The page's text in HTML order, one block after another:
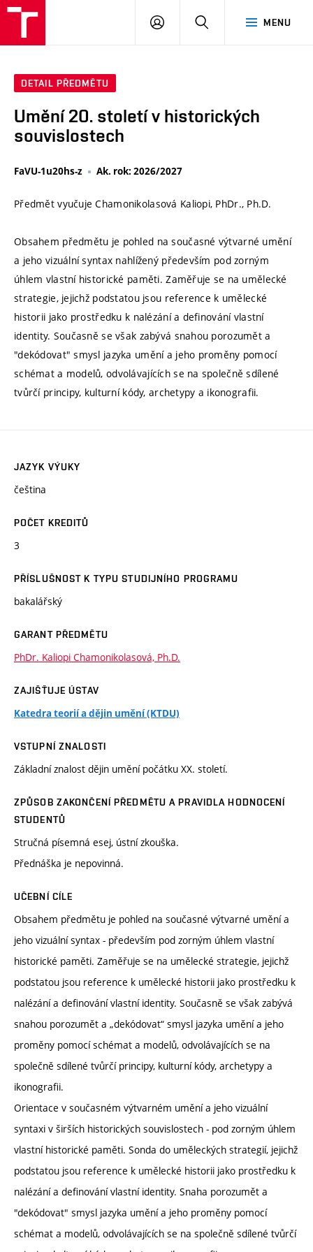
MENU
PŘIHLÁSIT
DETAIL PŘEDMĚTU
Umění 20. století v historických
souvislostech
FaVU-1u20hs-z Ak. rok: 2026/2027
Předmět vyučuje Chamonikolasová Kaliopi, PhDr., Ph.D.
Obsahem předmětu je pohled na současné výtvarné umění
a jeho vizuální syntax nahlížený především pod zorným
úhlem vlastní historické paměti. Zaměřuje se na umělecké
strategie, jejichž podstatou jsou reference k umělecké
historii jako prostředku k nalézání a definování vlastní
identity. Současně se však zabývá snahou porozumět a
"dekódovat" smysl jazyka umění a jeho proměny pomocí
schémat a modelů, odvolávajících se na společně sdílené
tvůrčí principy, kulturní kódy, archetypy a ikonografii.
JAZYK VÝUKY
čeština
POČET KREDITŮ
3
PŘÍSLUŠNOST K TYPU STUDIJNÍHO PROGRAMU
bakalářský
GARANT PŘEDMĚTU
PhDr. Kaliopi Chamonikolasová, Ph.D.
ZAJIŠŤUJE ÚSTAV
Katedra teorií a dějin umění (KTDU)
VSTUPNÍ ZNALOSTI
Základní znalost dějin umění počátku XX. století.
ZPŮSOB ZAKONČENÍ PŘEDMĚTU A PRAVIDLA HODNOCENÍ
STUDENTŮ
Stručná písemná esej, ústní zkouška.
Přednáška je nepovinná.
UČEBNÍ CÍLE
Obsahem předmětu je pohled na současné výtvarné umění a
jeho vizuální syntax - především pod zorným úhlem vlastní
historické paměti. Zaměřuje se na umělecké strategie, jejichž
podstatou jsou reference k umělecké historii jako prostředku k
nalézání a definování vlastní identity. Současně se však zabývá
snahou porozumět a „dekódovat“ smysl jazyka umění a jeho
proměny pomocí schémat a modelů, odvolávajících se na
společně sdílené tvůrčí principy, kulturní kódy, archetypy a
ikonografii.
Orientace v současném výtvarném umění a jeho vizuální
syntaxi v širších historických souvislostech - pod zorným úhlem
vlastní historické paměti. Sonda do uměleckých strategií, jejichž
podstatou jsou reference k umělecké historii jako prostředku k
nalézání a definování vlastní identity. Snaha porozumět a
"dekódovat" smysl jazyka umění a jeho proměny pomocí
schémat a modelů, odvolávajících se na společně sdílené tvůrčí